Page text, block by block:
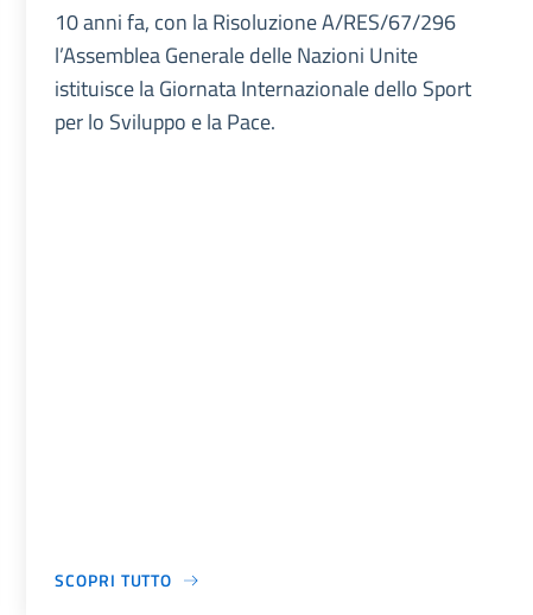
10 anni fa, con la Risoluzione A/RES/67/296
l’Assemblea Generale delle Nazioni Unite
istituisce la Giornata Internazionale dello Sport
per lo Sviluppo e la Pace.
SCOPRI TUTTO